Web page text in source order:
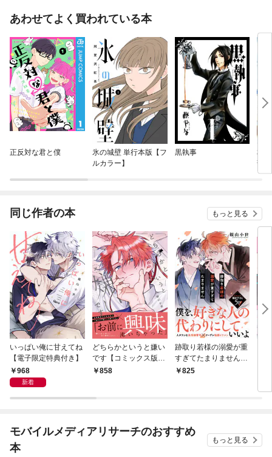
あわせてよく買われている本
正反対な君と僕
氷の城壁 単行本版【フ
ルカラー】
黒執事
本
部
同じ作者の本 もっと見る
いっぱい俺に甘えてね
【電子限定特典付き】
968
新着
どちらかというと嫌い
です【コミックス版】
【電子限定描き下ろし
858
跡取り若様の溺愛が重
すぎてたまりません
【電子単行本版／限定
825
モバイルメディアリサーチのおすすめ
本
もっと見る